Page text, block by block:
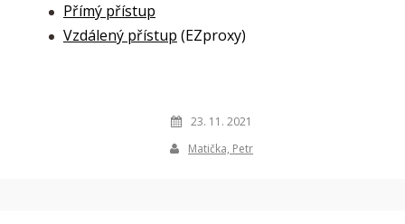
Přímý přístup
Vzdálený přístup (EZproxy)
23. 11. 2021
Matička, Petr